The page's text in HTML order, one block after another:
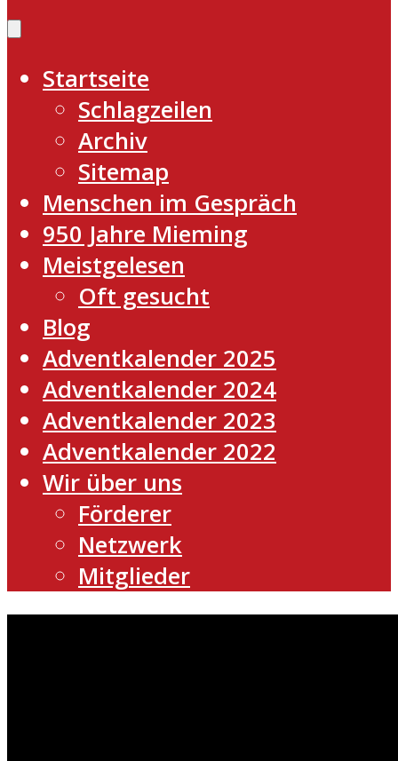
Startseite
Schlagzeilen
Archiv
Sitemap
Menschen im Gespräch
950 Jahre Mieming
Meistgelesen
Oft gesucht
Blog
Adventkalender 2025
Adventkalender 2024
Adventkalender 2023
Adventkalender 2022
Wir über uns
Förderer
Netzwerk
Mitglieder